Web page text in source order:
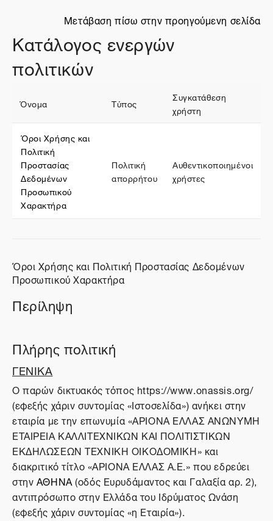
Μετάβαση πίσω στην προηγούμενη σελίδα
Κατάλογος ενεργών
πολιτικών
Όνομα Τύπος
Συγκατάθεση
χρήστη
Όροι Χρήσης και
Πολιτική
Προστασίας
Δεδομένων
Προσωπικού
Χαρακτήρα
Πολιτική
απορρήτου
Αυθεντικοποιημένοι
χρήστες
Όροι Χρήσης και Πολιτική Προστασίας Δεδομένων
Προσωπικού Χαρακτήρα
Περίληψη
Πλήρης πολιτική
ΓΕΝΙΚΑ
O παρών δικτυακός τόπος https://www.onassis.org/
(εφεξής χάριν συντομίας «Ιστοσελίδα») ανήκει στην
εταιρία με την επωνυμία «ΑΡΙΟΝΑ ΕΛΛΑΣ ΑΝΩΝΥΜΗ
ΕΤΑΙΡΕΙΑ ΚΑΛΛΙΤΕΧΝΙΚΩΝ ΚΑΙ ΠΟΛΙΤΙΣΤΙΚΩΝ
ΕΚΔΗΛΩΣΕΩΝ ΤΕΧΝΙΚΗ ΟΙΚΟΔΟΜΙΚΗ» και
διακριτικό τίτλο «ΑΡΙΟΝΑ ΕΛΛΑΣ Α.Ε.» που εδρεύει
στηνΑΘΗΝΑ(οδός Ευρυδάμαντος και Γαλαξία αρ. 2),
αντιπρόσωπο στην Ελλάδα του Ιδρύματος Ωνάση
(εφεξής χάριν συντομίας «η Εταιρία»).